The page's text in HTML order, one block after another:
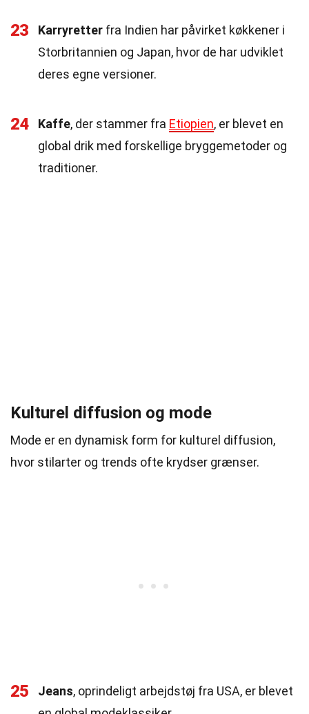
23 Karryretter fra Indien har påvirket køkkener i
Storbritannien og Japan, hvor de har udviklet
deres egne versioner.
24 Kaffe, der stammer fra Etiopien, er blevet en
global drik med forskellige bryggemetoder og
traditioner.
Kulturel diffusion og mode
Mode er en dynamisk form for kulturel diffusion,
hvor stilarter og trends ofte krydser grænser.
25 Jeans, oprindeligt arbejdstøj fra USA, er blevet